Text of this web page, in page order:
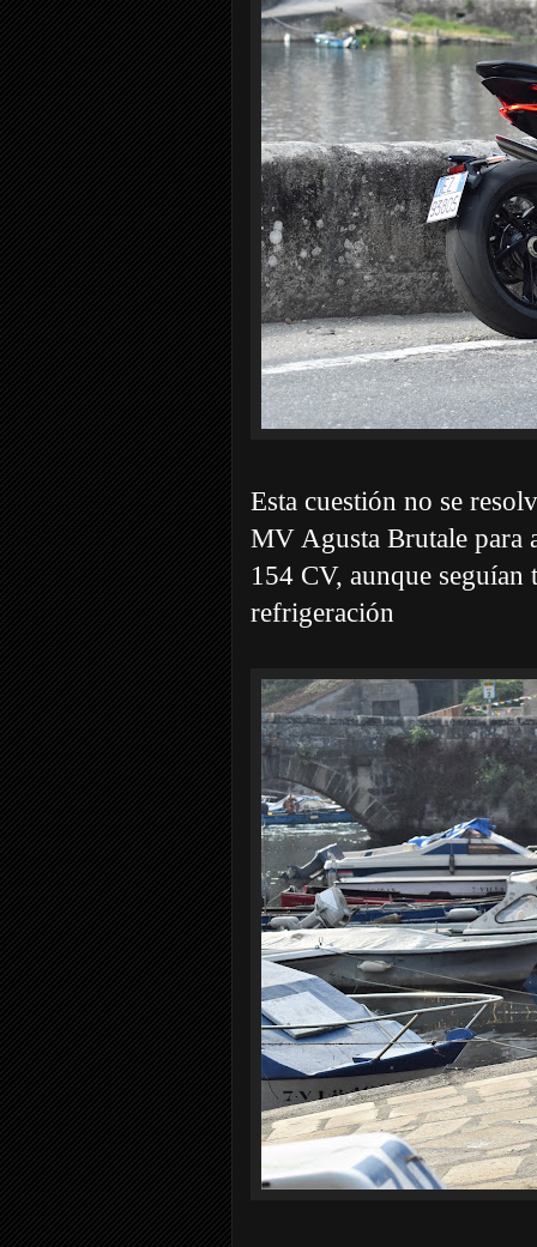
Esta cuestión no se
MV Agusta Brutale para
154 CV, aunque
refrigeración